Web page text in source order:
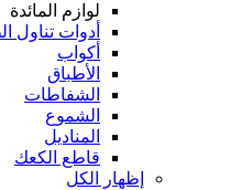
لوازم المائدة
أدوات تناول
أكواب
الأطباق
الشفاطات
الشموع
المناديل
قاطع الكعك
إظهار الكل